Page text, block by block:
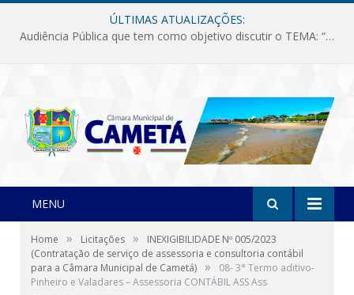
ÚLTIMAS ATUALIZAÇÕES:
Audiência Pública que tem como objetivo discutir o TEMA: “Fornecimento de Energia Elétrica em Debate: Tarifas, Qualidade e Atendimento dos Serviços”
MENU
Home » Licitações »
INEXIGIBILIDADE Nº 005/2023
(Contratação de serviço de assessoria e consultoria contábil
para a Câmara Municipal de Cametá) »
08- 3° Termo aditivo-
Pinheiro e Valadares – Assessoria CONTÁBIL ASS Ass